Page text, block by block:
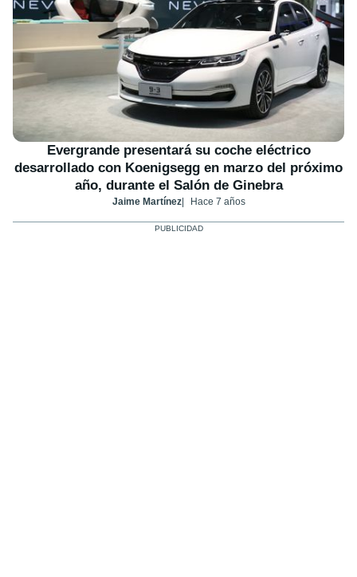
Evergrande presentará su coche eléctrico
desarrollado con Koenigsegg en marzo del próximo
año, durante el Salón de Ginebra
Jaime Martínez Hace 7 años